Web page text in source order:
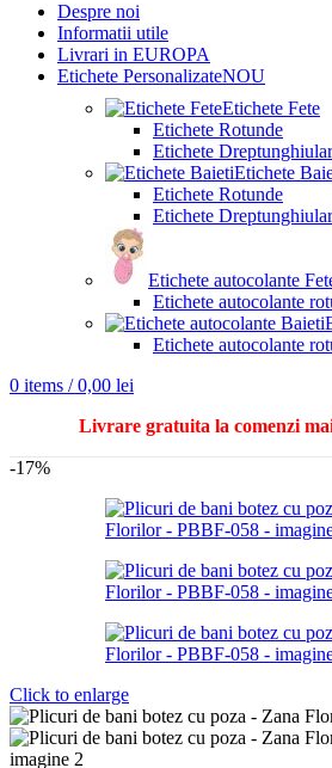
Despre noi
Informatii utile
Livrari in EUROPA
Etichete PersonalizateNOU
Etichete Fete
Etichete Rotunde
Etichete
Etichete
Etichete Rotunde
Etichete
Etichete autocolante
Etichete autocolante
Etichete autocolante
0 items / 0,00 lei
Livrare gratuita la comenzi
-17%
Click to enlarge